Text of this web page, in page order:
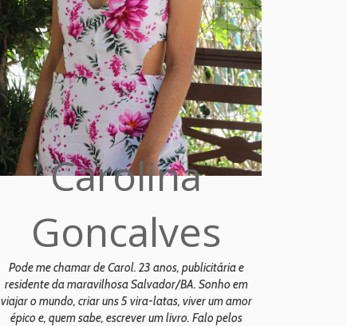
Carolina
Goncalves
Pode me chamar de Carol. 23 anos, publicitária e
residente da maravilhosa Salvador/BA. Sonho em
viajar o mundo, criar uns 5 vira-latas, viver um amor
épico e, quem sabe, escrever um livro. Falo pelos